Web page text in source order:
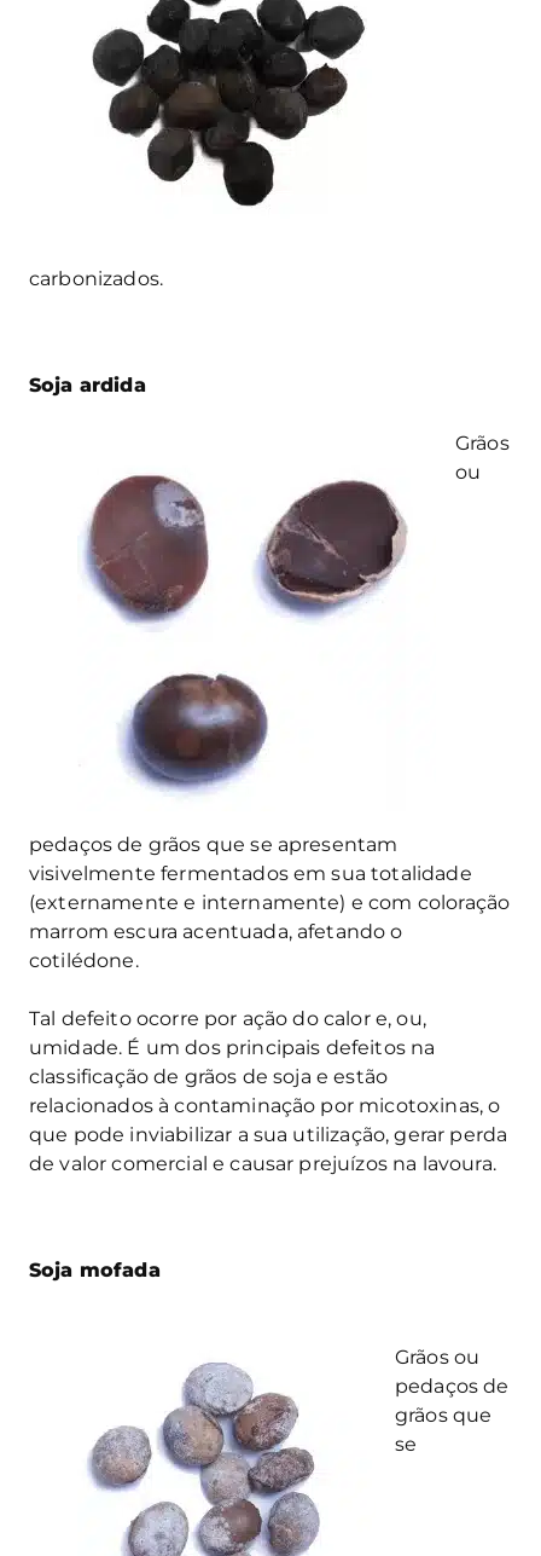
carbonizados.
Soja ardida
Grãos
ou
pedaços de grãos que se apresentam
visivelmente fermentados em sua totalidade
(externamente e internamente) e com coloração
marrom escura acentuada, afetando o
cotilédone.
Tal defeito ocorre por ação do calor e, ou,
umidade. É um dos principais defeitos na
classificação de grãos de soja e estão
relacionados à contaminação por micotoxinas, o
que pode inviabilizar a sua utilização, gerar perda
de valor comercial e causar prejuízos na lavoura.
Soja mofada
Grãos ou
pedaços de
grãos que
se